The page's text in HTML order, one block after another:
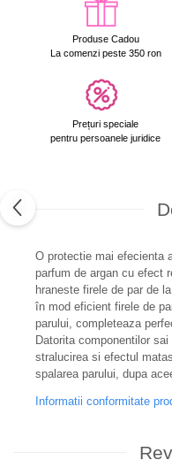
Produse Cadou
La comenzi peste 350 ron
Prețuri speciale
pentru persoanele juridice
O protectie mai efecienta
parfum de argan cu efect
hraneste firele de par de
în mod eficient firele de
parului, completeaza
Datorita componentilor
stralucirea si efectul
spalarea parului, dupa
Informatii conformitate